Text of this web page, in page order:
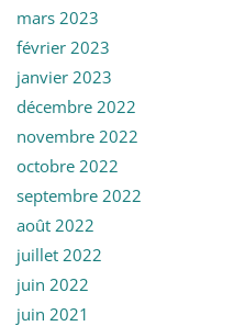
mars 2023
février 2023
janvier 2023
décembre 2022
novembre 2022
octobre 2022
septembre 2022
août 2022
juillet 2022
juin 2022
juin 2021